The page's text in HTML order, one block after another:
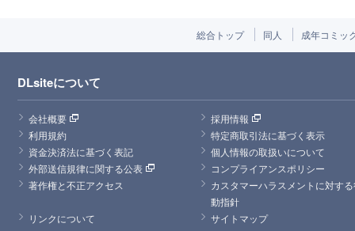
総合トップ 同人 成年コミッ
DLsiteについて
会社概要
採用情報
利用規約
特定商取引法に基づく表示
資金決済法に基づく表記
個人情報の取扱いについて
外部送信規律に関する公表
コンプライアンスポリシー
著作権と不正アクセス
カスタマーハラスメントに対す
動指針
リンクについて
サイトマップ